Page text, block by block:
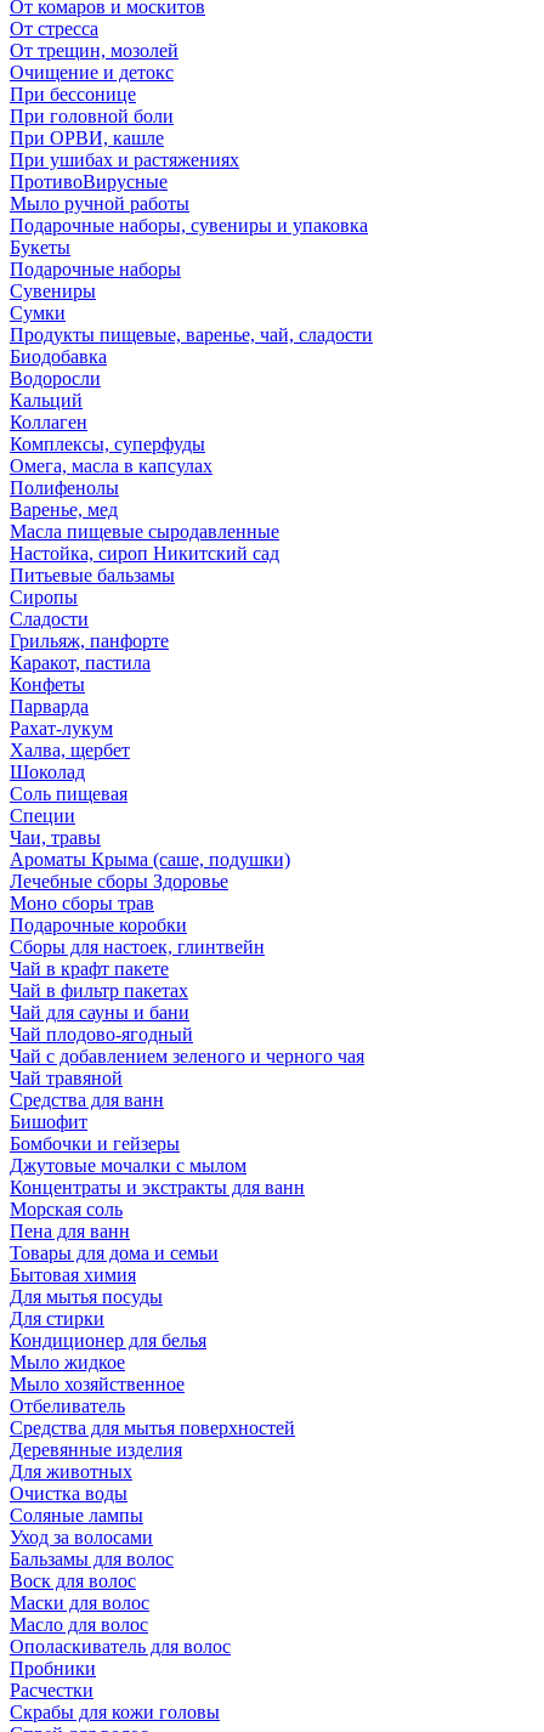
От комаров и москитов
От стресса
От трещин, мозолей
Очищение и детокс
При бессонице
При головной боли
При ОРВИ, кашле
При ушибах и растяжениях
ПротивоВирусные
Мыло ручной работы
Подарочные наборы, сувениры и упаковка
Букеты
Подарочные наборы
Сувениры
Сумки
Продукты пищевые, варенье, чай, сладости
Биодобавка
Водоросли
Кальций
Коллаген
Комплексы, суперфуды
Омега, масла в капсулах
Полифенолы
Варенье, мед
Масла пищевые сыродавленные
Настойка, сироп Никитский сад
Питьевые бальзамы
Сиропы
Сладости
Грильяж, панфорте
Каракот, пастила
Конфеты
Парварда
Рахат-лукум
Халва, щербет
Шоколад
Соль пищевая
Специи
Чаи, травы
Ароматы Крыма (саше, подушки)
Лечебные сборы Здоровье
Моно сборы трав
Подарочные коробки
Сборы для настоек, глинтвейн
Чай в крафт пакете
Чай в фильтр пакетах
Чай для сауны и бани
Чай плодово-ягодный
Чай с добавлением зеленого и черного чая
Чай травяной
Средства для ванн
Бишофит
Бомбочки и гейзеры
Джутовые мочалки с мылом
Концентраты и экстракты для ванн
Морская соль
Пена для ванн
Товары для дома и семьи
Бытовая химия
Для мытья посуды
Для стирки
Кондиционер для белья
Мыло жидкое
Мыло хозяйственное
Отбеливатель
Средства для мытья поверхностей
Деревянные изделия
Для животных
Очистка воды
Соляные лампы
Уход за волосами
Бальзамы для волос
Воск для волос
Маски для волос
Масло для волос
Ополаскиватель для волос
Пробники
Расчестки
Скрабы для кожи головы